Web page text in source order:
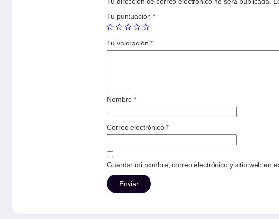
Tu puntuación *
Tu valoración *
Nombre *
Correo electrónico *
Guardar mi nombre, correo electrónico y sitio web en